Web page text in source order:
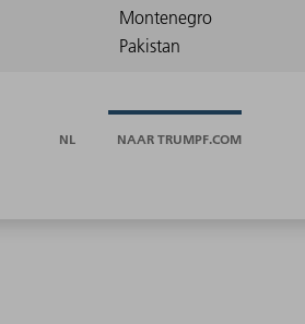
NL NAAR TRUMPF.COM